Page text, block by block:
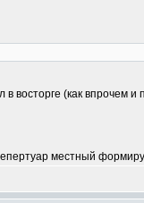
восторге (как впрочем
местный